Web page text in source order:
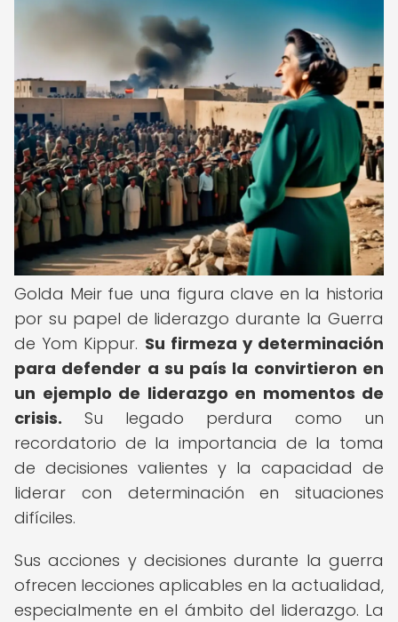
Golda Meir fue una figura clave en la historia
por su papel de liderazgo durante la Guerra
de Yom Kippur. Su firmeza y determinación
para defender a su país la convirtieron en
un ejemplo de liderazgo en momentos de
crisis. Su legado perdura como un
recordatorio de la importancia de la toma
de decisiones valientes y la capacidad de
liderar con determinación en situaciones
difíciles.
Sus acciones y decisiones durante la guerra
ofrecen lecciones aplicables en la actualidad,
especialmente en el ámbito del liderazgo. La